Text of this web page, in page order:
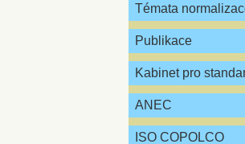
Témata
Publikace
Kabinet pro
ANEC
ISO COPOLCO